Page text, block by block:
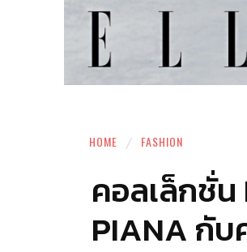
HOME FASHION
คอลเล็กชั่น
PIANA กับ